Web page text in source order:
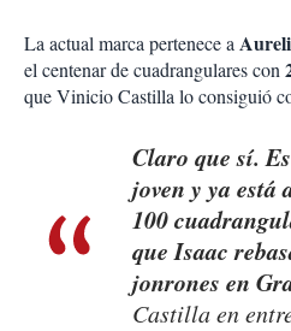
La actual marca pertenece a
el centenar de cuadrangulares con
que Vinicio Castilla lo consiguió
Claro que sí.
joven y ya está
100
que Isaac
jonrones en
Castilla en